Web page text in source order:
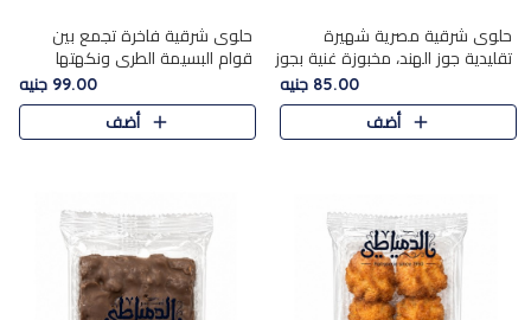
حلوى شرقية مصرية شهيرة
تقليدية جوز الهند، مخبوزة غنية بجوز
الهند، بلمسه ذهبية وتتميز بقوامها
المرمل وطعمها اللذيذ الذي يشبه
البسبوسة. تُخبز..
85.00 جنيه
أضف
حلوى شرقية فاخرة تجمع بين
قوام البسيمة الطري ونكهتها
الغنية، مزينة بتشكيلة مختارة من
اللوز والبندق والمكسرات الفاخرة.
مزيج متوازن من القوام ..
99.00 جنيه
أضف